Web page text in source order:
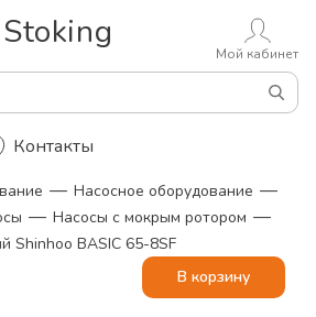
Stoking
Мой кабинет
Контакты
— Насосное оборудование —
— Насосы с мокрым ротором —
Shinhoo BASIC 65-8SF
В корзину